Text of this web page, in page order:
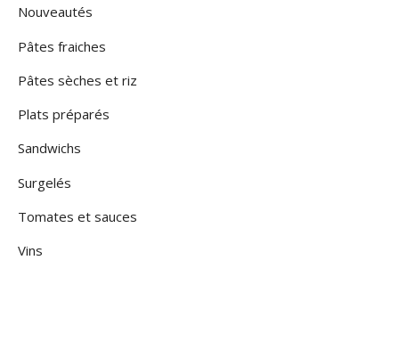
Nouveautés
Pâtes fraiches
Pâtes sèches et riz
Plats préparés
Sandwichs
Surgelés
Tomates et sauces
Vins